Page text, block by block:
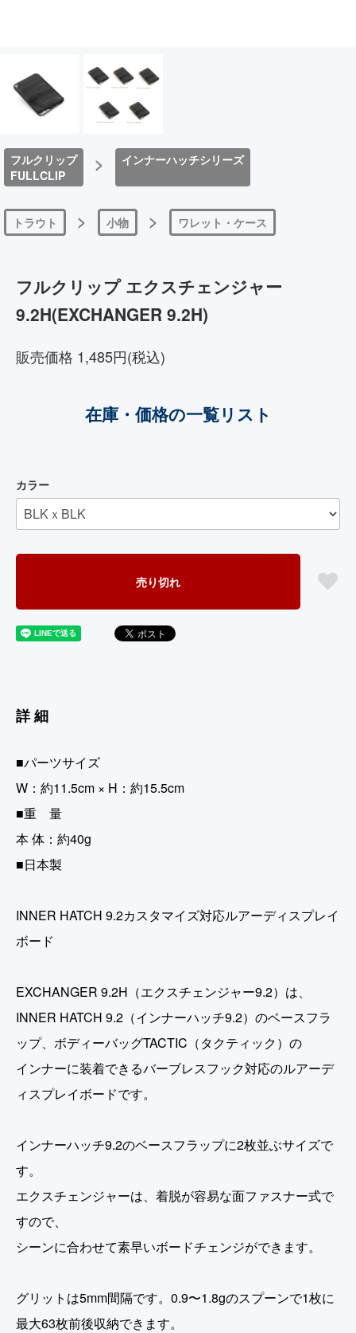
フルクリップ
FULLCLIP
> インナーハッチシリーズ
トラウト > 小物 > ワレット・ケース
フルクリップ エクスチェンジャー
9.2H(EXCHANGER 9.2H)
販売価格 1,485円(税込)
在庫・価格の一覧リスト
カラー
売り切れ
詳細
■パーツサイズ
W：約11.5cm × H：約15.5cm
■重 量
本 体：約40g
■日本製
INNER HATCH 9.2カスタマイズ対応ルアーディスプレイ
ボード
EXCHANGER 9.2H（エクスチェンジャー9.2）は、
INNER HATCH 9.2（インナーハッチ9.2）のベースフラ
ップ、ボディーバッグTACTIC（タクティック）の
インナーに装着できるバーブレスフック対応のルアーデ
ィスプレイボードです。
インナーハッチ9.2のベースフラップに2枚並ぶサイズで
す。
エクスチェンジャーは、着脱が容易な面ファスナー式で
すので、
シーンに合わせて素早いボードチェンジができます。
グリットは5mm間隔です。0.9〜1.8gのスプーンで1枚に
最大63枚前後収納できます。